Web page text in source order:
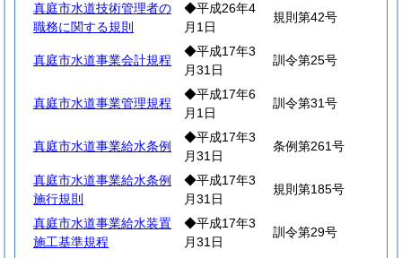
真庭市水道技術管理者の
職務に関する規則
◆平成26年4
月1日
規則第42号
真庭市水道事業会計規程
◆平成17年3
月31日
訓令第25号
真庭市水道事業管理規程
◆平成17年6
月1日
訓令第31号
真庭市水道事業給水条例
◆平成17年3
月31日
条例第261号
真庭市水道事業給水条例
施行規則
◆平成17年3
月31日
規則第185号
真庭市水道事業給水装置
施工基準規程
◆平成17年3
月31日
訓令第29号